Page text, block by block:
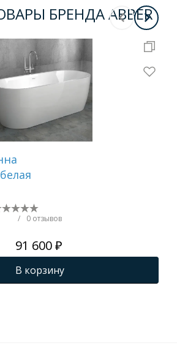
БРЕНДА ABBER
/ 0 отзывов
91 600 ₽
В корзину
Бесплатная